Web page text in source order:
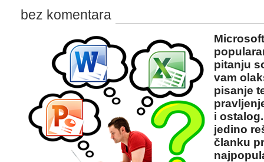
bez komentara
pitanju
vam
pisanje
i
jedino
članku